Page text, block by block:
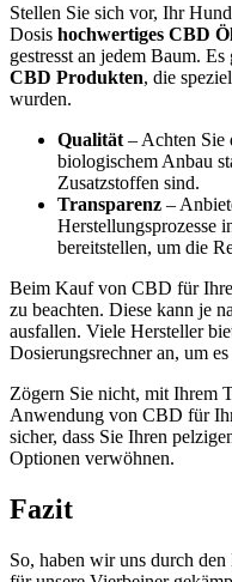
Stellen Sie sich vor, Ihr
Dosis hochwertiges CBD
gestresst an jedem Baum.
CBD Produkten, die
wurden.
Qualität – Achten Sie
biologischem Anbau
Zusatzstoffen sind.
Transparenz –
Herstellungsprozesse
bereitstellen, um die
Beim Kauf von CBD für
zu beachten. Diese kann je
ausfallen. Viele Hersteller
Dosierungsrechner an, um
Zögern Sie nicht, mit Ihrem
Anwendung von CBD für
sicher, dass Sie Ihren
Optionen verwöhnen.
Fazit
So, haben wir uns durch